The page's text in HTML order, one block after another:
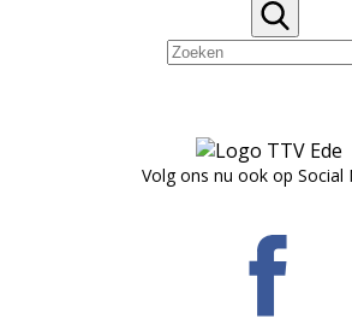
Volg ons nu ook op Social